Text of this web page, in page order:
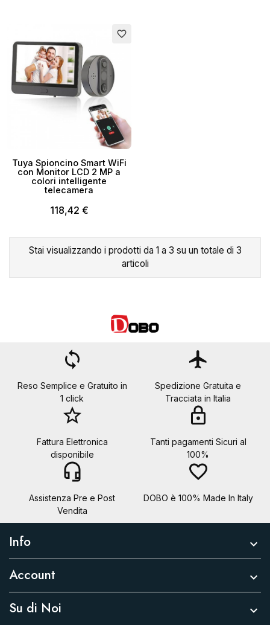
favorite_border
Tuya Spioncino Smart WiFi
con Monitor LCD 2 MP a
colori intelligente
telecamera
118,42 €
Stai visualizzando i prodotti da 1 a 3 su un totale di 3
articoli
loop
Reso Semplice e Gratuito in
1 click
flight
Spedizione Gratuita e
Tracciata in Italia
star_border
Fattura Elettronica
disponibile
lock
Tanti pagamenti Sicuri al
100%
headset_mic
Assistenza Pre e Post
Vendita
favorite_border
DOBO è 100% Made In Italy
Info 
Account 
Su di Noi 
Crea lista dei desideri
Nome lista dei desideri